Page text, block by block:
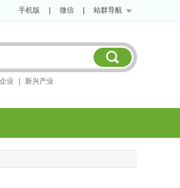
站群导航
手机版 微信
业 新兴产业